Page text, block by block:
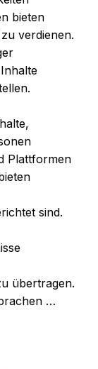
bieten
verdienen.
Plattformen
sind.
übertragen.
…